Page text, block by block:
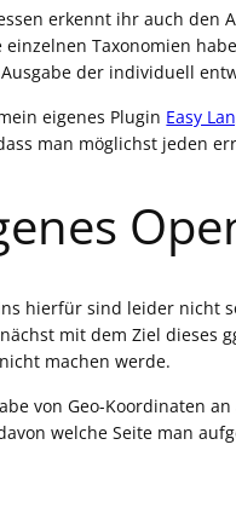
erkennt ihr auch
Taxonomien
der individuell
eigenes Plugin Easy
man möglichst jeden
hierfür sind leider nicht
mit dem Ziel dieses
machen werde.
von Geo-Koordinaten
welche Seite man